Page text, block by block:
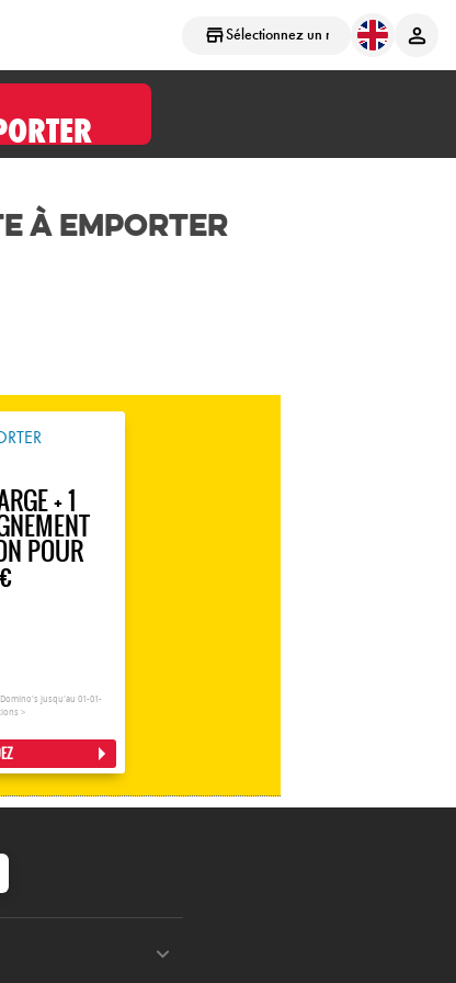
Sélectionnez un magasin
à Emporter
+ 1
POUR
jusqu'au 01-01-
>